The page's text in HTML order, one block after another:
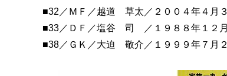
■32／ＭＦ／越道 草太／２００４年４
■33／ＤＦ／塩谷 司 ／１９８８年１２
■38／ＧＫ／大迫 敬介／１９９９年７月